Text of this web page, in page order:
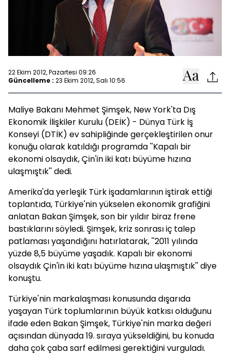
22 Ekim 2012, Pazartesi 09:26
Güncelleme : 23 Ekim 2012, Salı 10:56
Maliye Bakanı Mehmet Şimşek, New York'ta Dış
Ekonomik İlişkiler Kurulu (DEİK) - Dünya Türk İş
Konseyi (DTİK) ev sahipliğinde gerçekleştirilen onur
konuğu olarak katıldığı programda ''Kapalı bir
ekonomi olsaydık, Çin'in iki katı büyüme hızına
ulaşmıştık'' dedi.
Amerika'da yerleşik Türk işadamlarının iştirak ettiği
toplantıda, Türkiye'nin yükselen ekonomik grafiğini
anlatan Bakan Şimşek, son bir yıldır biraz frene
bastıklarını söyledi. Şimşek, kriz sonrası iç talep
patlaması yaşandığını hatırlatarak, ''2011 yılında
yüzde 8,5 büyüme yaşadık. Kapalı bir ekonomi
olsaydık Çin'in iki katı büyüme hızına ulaşmıştık'' diye
konuştu.
Türkiye'nin markalaşması konusunda dışarıda
yaşayan Türk toplumlarının büyük katkısı olduğunu
ifade eden Bakan Şimşek, Türkiye'nin marka değeri
açısından dünyada 19. sıraya yükseldiğini, bu konuda
daha çok çaba sarf edilmesi gerektiğini vurguladı.